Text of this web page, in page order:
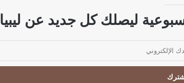
ليصلك كل جديد عن ليبيا